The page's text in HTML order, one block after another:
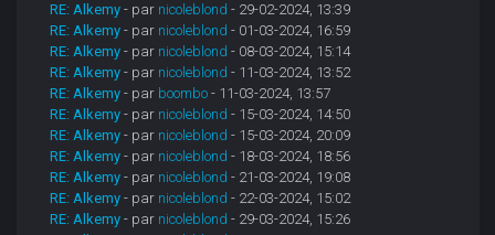
RE: Alkemy - par nicoleblond - 29-02-2024, 13:39
RE: Alkemy - par nicoleblond - 01-03-2024, 16:59
RE: Alkemy - par nicoleblond - 08-03-2024, 15:14
RE: Alkemy - par nicoleblond - 11-03-2024, 13:52
RE: Alkemy - par boombo - 11-03-2024, 13:57
RE: Alkemy - par nicoleblond - 15-03-2024, 14:50
RE: Alkemy - par nicoleblond - 15-03-2024, 20:09
RE: Alkemy - par nicoleblond - 18-03-2024, 18:56
RE: Alkemy - par nicoleblond - 21-03-2024, 19:08
RE: Alkemy - par nicoleblond - 22-03-2024, 15:02
RE: Alkemy - par nicoleblond - 29-03-2024, 15:26